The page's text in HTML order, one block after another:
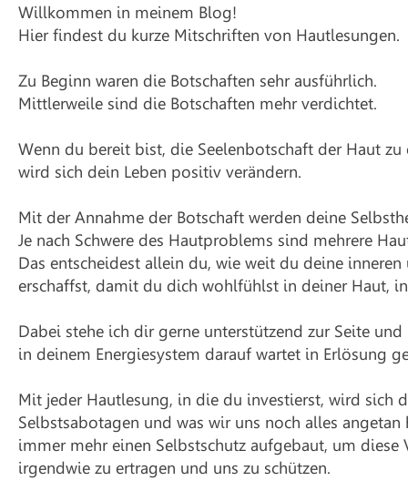
Willkommen in meinem Blog!
Hier findest du kurze Mitschriften von Hautlesungen.
Zu Beginn waren die Botschaften sehr ausführlich.
Mittlerweile sind die Botschaften mehr verdichtet.
Wenn du bereit bist, die Seelenbotschaft der Haut
wird sich dein Leben positiv verändern.
Mit der Annahme der Botschaft werden deine
Je nach Schwere des Hautproblems sind mehrere
Das entscheidest allein du, wie weit du deine
erschaffst, damit du dich wohlfühlst in deiner Haut,
Dabei stehe ich dir gerne unterstützend zur Seite
in deinem Energiesystem darauf wartet in Erlösung
Mit jeder Hautlesung, in die du investierst, wird sich
Selbstsabotagen und was wir uns noch alles
immer mehr einen Selbstschutz aufgebaut, um
irgendwie zu ertragen und uns zu schützen.